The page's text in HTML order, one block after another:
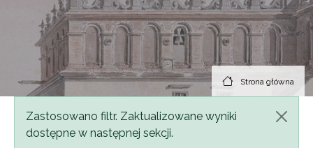
Strona główna
Komunikat
Zastosowano filtr. Zaktualizowane wyniki
dostępne w następnej sekcji.